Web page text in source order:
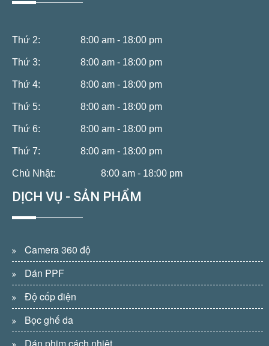
Thứ 2: 8:00 am - 18:00 pm
Thứ 3: 8:00 am - 18:00 pm
Thứ 4: 8:00 am - 18:00 pm
Thứ 5: 8:00 am - 18:00 pm
Thứ 6: 8:00 am - 18:00 pm
Thứ 7: 8:00 am - 18:00 pm
Chủ Nhật: 8:00 am - 18:00 pm
DỊCH VỤ - SẢN PHẨM
Camera 360 độ
Dán PPF
Độ cốp điện
Bọc ghế da